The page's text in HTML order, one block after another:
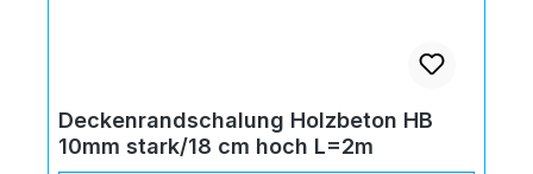
Deckenrandschalung Holzbeton HB
10mm stark/18 cm hoch L=2m